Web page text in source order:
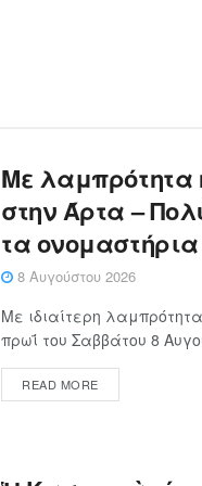
Με λαμπρότητα
στην Άρτα –
τα
8 Αυγούστου 2026
Με ιδιαίτερη
πρωΐ του Σαββάτου 8
READ MORE